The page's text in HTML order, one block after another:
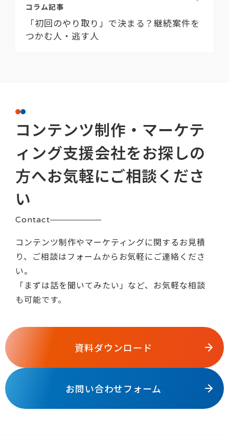
コラム記事
「初回のやり取り」で決まる？継続案件を
つかむ人・逃す人
コンテンツ制作・マーケテ
ィング支援会社をお探しの
方へお気軽にご相談くださ
い
Contact
コンテンツ制作やマーケティングに関するお見積
り、ご相談はフォームからお気軽にご連絡くださ
い。
「まずは話を聞いてみたい」など、お気軽な相談
も可能です。
資料ダウンロード
お問い合わせフォーム